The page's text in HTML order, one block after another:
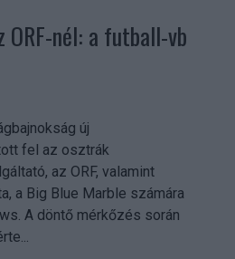
ORF-nél: a futball-vb
új
fel az osztrák
az ORF, valamint
a Big Blue Marble számára
A döntő mérkőzés során